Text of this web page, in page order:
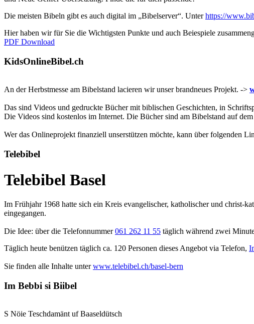
Die meisten Bibeln gibt es auch digital im „Bibelserver“. Unterhttps://
Hier haben wir für Sie die Wichtigsten Punkte und auch Beiespiele
PDF Download
KidsOnlineBibel.ch
An der Herbstmesse am Bibelstand lacieren wir unser brandneues Projekt. ->
Das sind Videos und gedruckte Bücher mit biblischen Geschichten, in
Die Videos sind kostenlos im Internet. Die Bücher sind am Bibelstand auf
Wer das Onlineprojekt finanziell unserstützen möchte, kann über folgenden
Telebibel
Telebibel Basel
Im Frühjahr 1968 hatte sich ein Kreis evangelischer, katholischer und christ-
eingegangen.
Die Idee: über die Telefonnummer061 262 11 55 täglich während zwei
Täglich heute benützen täglich ca. 120 Personen dieses Angebot via Telefon,
Sie finden alle Inhalte unterwww.telebibel.ch/basel-bern
Im Bebbi si Biibel
S Nöie Teschdamänt uf Baaseldütsch